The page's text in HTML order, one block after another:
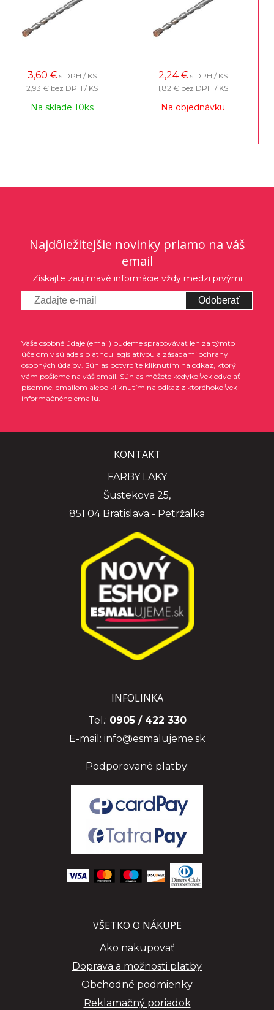
3,60 € s DPH / KS
2,93 € bez DPH / KS
Na sklade 10ks
2,24 € s DPH / KS
1,82 € bez DPH / KS
Na objednávku
Najdôležitejšie novinky priamo na váš
email
Získajte zaujímavé informácie vždy medzi prvými
Odoberať
Vaše osobné údaje (email) budeme spracovávať len za týmto
účelom v súlade s platnou legislatívou a zásadami ochrany
osobných údajov. Súhlas potvrdíte kliknutím na odkaz, ktorý
vám pošleme na váš email. Súhlas môžete kedykoľvek odvolať
písomne, emailom alebo kliknutím na odkaz z ktoréhokoľvek
informačného emailu.
KONTAKT
FARBY LAKY
Šustekova 25,
851 04 Bratislava - Petržalka
INFOLINKA
Tel.: 0905 / 422 330
E-mail: info@esmalujeme.sk
Podporované platby:
VŠETKO O NÁKUPE
Ako nakupovať
Doprava a možnosti platby
Obchodné podmienky
Reklamačný poriadok